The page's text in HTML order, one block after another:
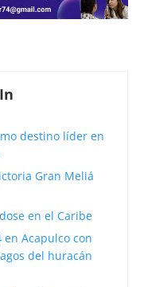
destino líder en
Gran Meliá
en el Caribe
Acapulco con
del huracán